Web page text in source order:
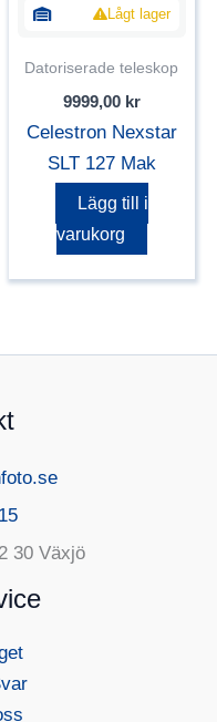
Lågt lager
Datoriserade teleskop
9999,00 kr
Celestron Nexstar
SLT 127 Mak
Lägg till i
varukorg
30 Växjö